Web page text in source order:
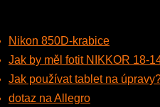
Nikon 850D-krabice
Jak by měl fotit NIKKOR 18-
Jak používat tablet na
dotaz na Allegro